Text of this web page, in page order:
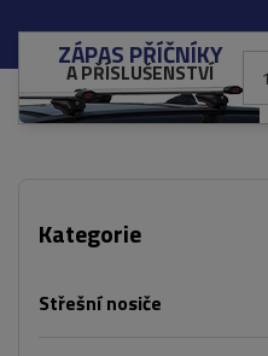
ZÁPAS PŘÍČNÍKY
A PŘÍSLUŠENSTVÍ 1
Kategorie
Střešní nosiče